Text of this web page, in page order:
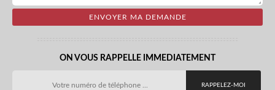
ON VOUS RAPPELLE IMMEDIATEMENT